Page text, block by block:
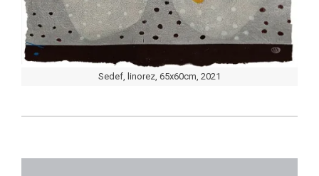
Sedef, linorez, 65x60cm, 2021